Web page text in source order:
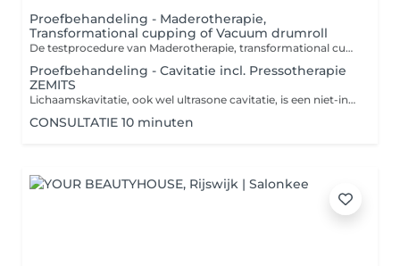
Proefbehandeling - Maderotherapie,
Transformational cupping of Vacuum drumroll
De testprocedure van Maderotherapie, transformational cupping of vacuum drumroll omvat een consult van 10 minuten en een massage van 40 minuten. Tijdens het consult maakt de therapeut kennis met uw behoeften en doelen. Daarna volgt een massage van 40 minuten, Contra-indicaties MADEROTHERAPIE,CUPPING,VACUUM DRUMROLL: Hartziekten Acute ontstekingen en infecties Huidziekten Spataderen en vaatziekten Hoge bloeddruk Zwangerschap Borstvoeding Tumoren en kanker Aandoeningen van het lymfestelsel Acute rug- of spierpijn Chronische of auto-immuunziekten
Proefbehandeling - Cavitatie incl. Pressotherapie
ZEMITS
Lichaamskavitatie, ook wel ultrasone cavitatie, is een niet-invasieve procedure voor vetreductie en lichaamsvormgeving. Elke cavitatie van het lichaam omvat pressotherapie . De hoofdreden waarom na de cavitatietechniek pressotherapie wordt aanbevolen, is om de resultaten te verbeteren en het regeneratieproces te ondersteunen. Cavitatie is een procedure die gebruikmaakt van ultrasone golven om vetcellen te vernietigen, wat bijdraagt aan de vetreduktie. Pressotherapie daarentegen is een methode die het lymfestelsel stimuleert door middel van drukmassages. De combinatie van deze twee procedures kan de volgende voordelen opleveren: 1. **Verwijdering van giftige stoffen**: Na cavitatie is het belangrijk om de verwijdering van vrijgekomen vetfragmenten en giftige stoffen uit het lichaam te ondersteunen, wat pressotherapie effectief mogelijk maakt. 2. **Verbeterde doorbloeding**: Pressotherapie verhoogt de doorbloeding in de behandelde gebieden, wat het genezingsproces kan versnellen en het uiterlijk van de huid kan verbeteren. 3. **Verhoging van effectiviteit**: De combinatie van deze twee methoden kan leiden tot betere en duurzamere resultaten in vet- en cellulitisreductie. 4. **Gevoel van ontspanning**: Pressotherapie helpt ook bij het verlichten van spierspanning en verbetert het algehele gevoel van welzijn na cavitatie. Samengevat kan worden gesteld dat pressotherapie een effectieve aanvulling is op cavitatie, die de positieve effecten versterkt en een gezondere toestand van het lichaam ondersteunt. Contra-indicaties voor cavitatie: 1. Zwangerschap en borstvoeding 2. Lever- en nierziekten 3. Hart- en vaatziekten 4. Tumoren 5. Metalen implantaten 6. Ontstekingsziekten van de huid 7. Diabetes (overleg noodzakelijk) 8. Bloedstollingsstoornissen 9. Recent chirurgische ingrepen 10. Hartpacemakers Het wordt aangeraden om vóór de behandeling een specialist te raadplegen.
CONSULTATIE 10 minuten